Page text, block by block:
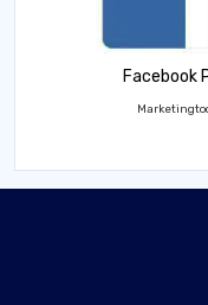
Facebook